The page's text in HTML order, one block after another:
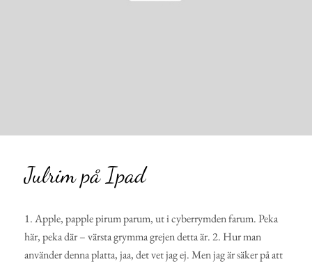
Julrim på Ipad
1. Apple, papple pirum parum, ut i cyberrymden farum. Peka
här, peka där – värsta grymma grejen detta är. 2. Hur man
använder denna platta, jaa, det vet jag ej. Men jag är säker på att